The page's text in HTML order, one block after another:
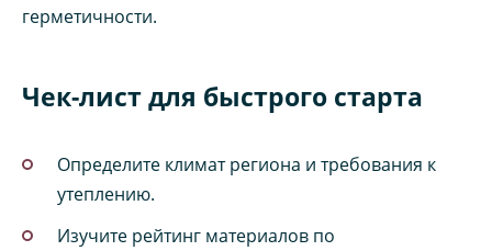
герметичности.
Чек-лист для быстрого старта
Определите климат региона и требования к
утеплению.
Изучите рейтинг материалов по